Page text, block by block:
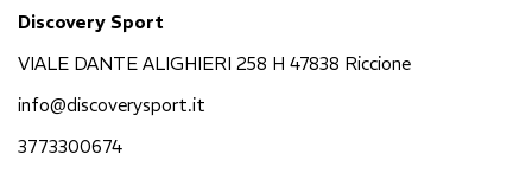
Discovery Sport
VIALE DANTE ALIGHIERI 258 H 47838 Riccione
info@discoverysport.it
3773300674